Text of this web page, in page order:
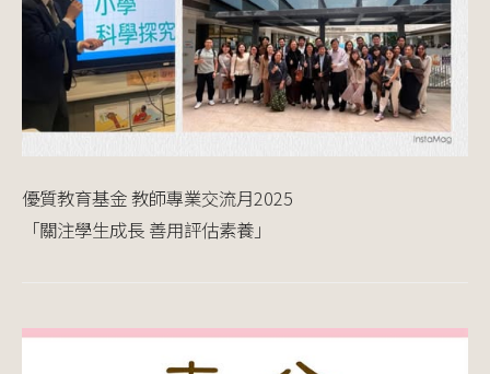
優質教育基金 教師專業交流月2025
「關注學生成長 善用評估素養」